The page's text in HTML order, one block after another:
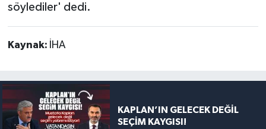
söylediler' dedi.
Kaynak: İHA
KAPLAN’IN GELECEK DEĞİL
SEÇİM KAYGISI!